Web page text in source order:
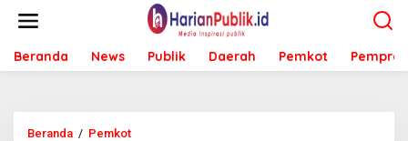
t
Beranda News Publik Daerah Pemkot Pemprov
Beranda / Pemkot